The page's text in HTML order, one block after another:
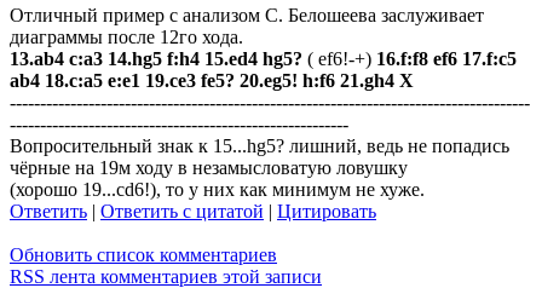
Отличный пример с анализом С. Белошеева заслуживает
диаграммы после 12го хода.
13.ab4 c:a3 14.hg5 f:h4 15.ed4 hg5? ( ef6!-+) 16.f:f8 ef6 17.f:c5
ab4 18.c:a5 e:e1 19.ce3 fe5? 20.eg5! h:f6 21.gh4 Х
--------------------------------------------------------------------------------------
--------------------------------------------------------
Вопросительный знак к 15...hg5? лишний, ведь не попадись
чёрные на 19м ходу в незамысловатую ловушку
(хорошо 19...cd6!), то у них как минимум не хуже.
Ответить | Ответить с цитатой | Цитировать
Обновить список комментариев
RSS лента комментариев этой записи